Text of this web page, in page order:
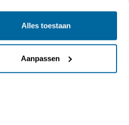
Alles toestaan
Aanpassen